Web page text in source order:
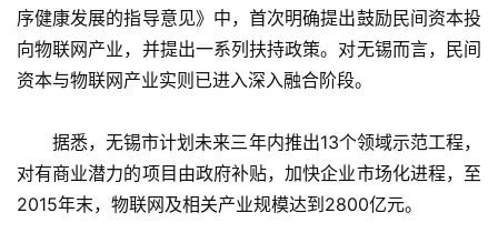
序健康发展的指导意见》中，首次明确提出鼓励民间资本投
向物联网产业，并提出一系列扶持政策。对无锡而言，民间
资本与物联网产业实则已进入深入融合阶段。
据悉，无锡市计划未来三年内推出13个领域示范工程，
对有商业潜力的项目由政府补贴，加快企业市场化进程，至
2015年末，物联网及相关产业规模达到2800亿元。